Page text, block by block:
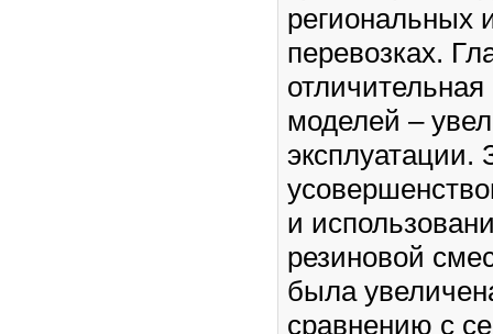
региональных
перевозках.
моделей –
эксплуатации.
и
резиновой
была
сравнению с